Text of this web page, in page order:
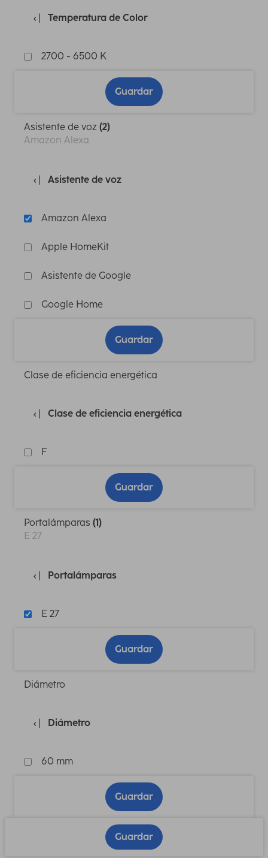
Temperatura de Color
2700 - 6500 K
Guardar
Asistente de voz (2)
Amazon Alexa
Asistente de voz
Amazon Alexa
Apple HomeKit
Asistente de Google
Google Home
Guardar
Clase de eficiencia energética
Clase de eficiencia energética
F
Guardar
Portalámparas (1)
E 27
Portalámparas
E 27
Guardar
Diámetro
Diámetro
60 mm
Guardar
Guardar